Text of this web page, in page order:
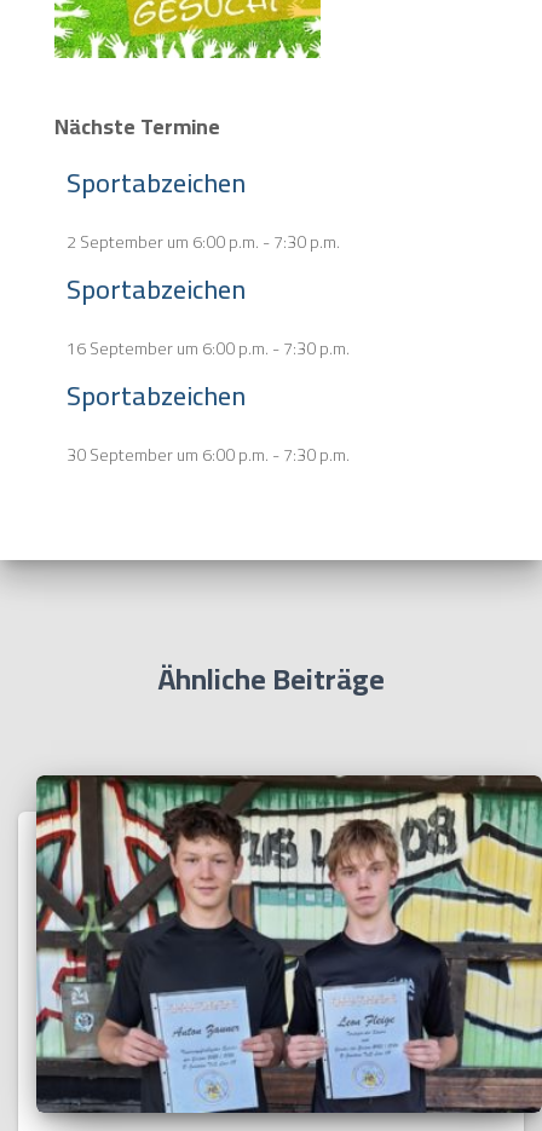
Nächste Termine
Sportabzeichen
2 September um 6:00 p.m.-7:30 p.m.
Sportabzeichen
16 September um 6:00 p.m.-7:30 p.m.
Sportabzeichen
30 September um 6:00 p.m.-7:30 p.m.
Ähnliche Beiträge